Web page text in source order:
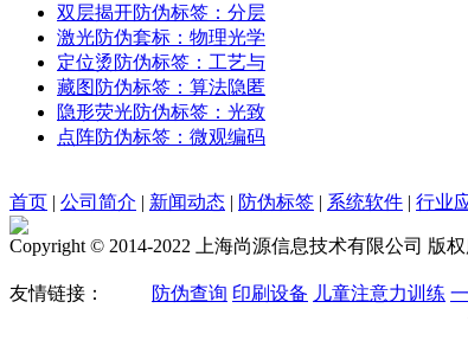
双层揭开防伪标签：分层
激光防伪套标：物理光学
定位烫防伪标签：工艺与
藏图防伪标签：算法隐匿
隐形荧光防伪标签：光致
点阵防伪标签：微观编码
首页 | 公司简介 | 新闻动态 | 防伪标签 | 系统软件 | 行业
Copyright © 2014-2022 上海尚源信息技术有限公司 版
友情链接： 防伪查询 印刷设备 儿童注意力训练